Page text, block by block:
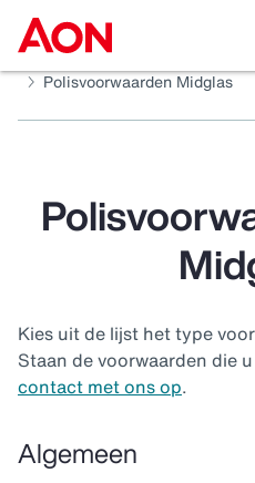
Home Service en contact
Polisvoorwaarden Zakelijk
Polisvoorwaarden Midglas
Kies uit de lijst het type
Staan de voorwaarden die
contact met ons op.
Algemeen